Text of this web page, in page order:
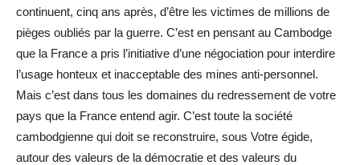
continuent, cinq ans après, d’être les victimes de millions de
pièges oubliés par la guerre. C’est en pensant au Cambodge
que la France a pris l’initiative d’une négociation pour interdire
l’usage honteux et inacceptable des mines anti-personnel.
Mais c’est dans tous les domaines du redressement de votre
pays que la France entend agir. C’est toute la société
cambodgienne qui doit se reconstruire, sous Votre égide,
autour des valeurs de la démocratie et des valeurs du